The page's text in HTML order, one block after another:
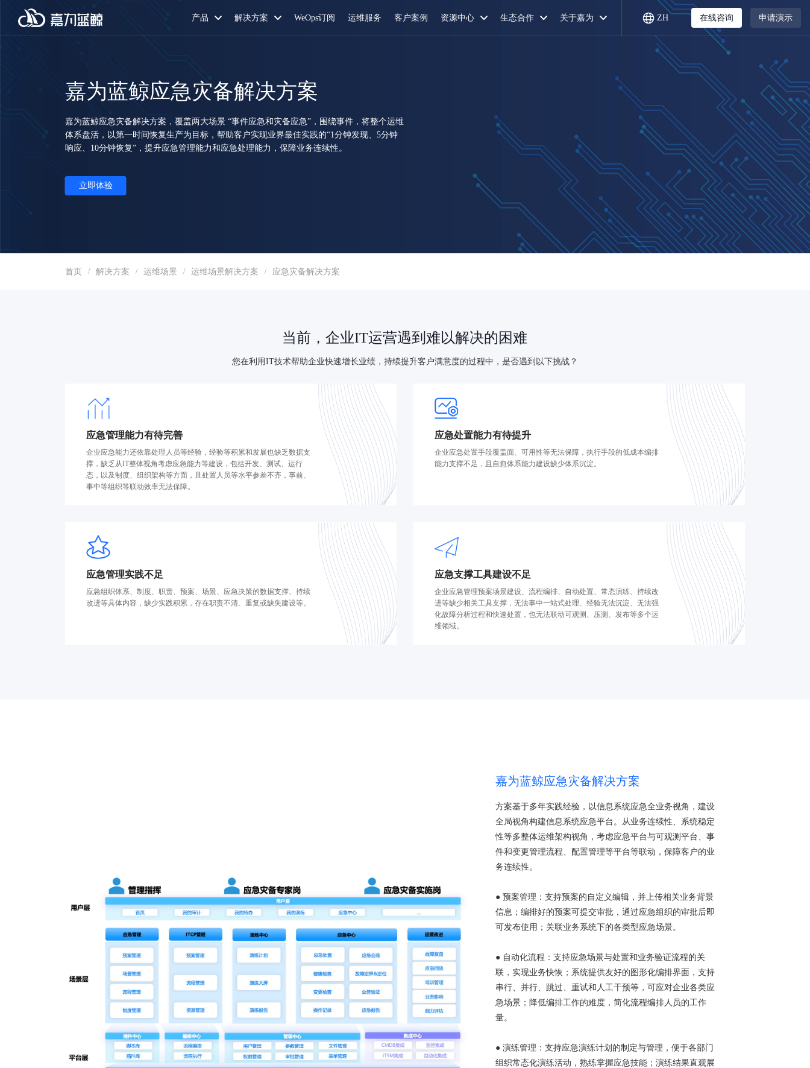
产品 解决方案 WeOps订阅 运维服务 客户案例 资源中心 生态合作 关于嘉为 ZH 在线咨询 申请演示
嘉为蓝鲸应急灾备解决方案
嘉为蓝鲸应急灾备解决方案，覆盖两大场景 “事件应急和灾备应急”，围绕事件，将整个运维
体系盘活，以第一时间恢复生产为目标，帮助客户实现业界最佳实践的“1分钟发现、5分钟
响应、10分钟恢复”，提升应急管理能力和应急处理能力，保障业务连续性。
立即体验
首页 / 解决方案 / 运维场景 / 运维场景解决方案 / 应急灾备解决方案
当前，企业IT运营遇到难以解决的困难
您在利用IT技术帮助企业快速增长业绩，持续提升客户满意度的过程中，是否遇到以下挑战？
应急管理能力有待完善
企业应急能力还依靠处理人员等经验，经验等积累和发展也缺乏数据支
撑，缺乏从IT整体视角考虑应急能力等建设，包括开发、测试、运行
态，以及制度、组织架构等方面，且处置人员等水平参差不齐，事前、
事中等组织等联动效率无法保障。
应急处置能力有待提升
企业应急处置手段覆盖面、可用性等无法保障，执行手段的低成本编排
能力支撑不足，且自愈体系能力建设缺少体系沉淀。
应急管理实践不足
应急组织体系、制度、职责、预案、场景、应急决策的数据支撑、持续
改进等具体内容，缺少实践积累，存在职责不清、重复或缺失建设等。
应急支撑工具建设不足
企业应急管理预案场景建设、流程编排、自动处置、常态演练、持续改
进等缺少相关工具支撑，无法事中一站式处理、经验无法沉淀、无法强
化故障分析过程和快速处置，也无法联动可观测、压测、发布等多个运
维领域。
嘉为蓝鲸应急灾备解决方案
方案基于多年实践经验，以信息系统应急全业务视角，建设
全局视角构建信息系统应急平台。从业务连续性、系统稳定
性等多整体运维架构视角，考虑应急平台与可观测平台、事
件和变更管理流程、配置管理等平台等联动，保障客户的业
务连续性。
● 预案管理：支持预案的自定义编辑，并上传相关业务背景
信息；编排好的预案可提交审批，通过应急组织的审批后即
可发布使用；关联业务系统下的各类型应急场景。
● 自动化流程：支持应急场景与处置和业务验证流程的关
联，实现业务快恢；系统提供友好的图形化编排界面，支持
串行、并行、跳过、重试和人工干预等，可应对企业各类应
急场景；降低编排工作的难度，简化流程编排人员的工作
量。
● 演练管理：支持应急演练计划的制定与管理，便于各部门
组织常态化演练活动，熟练掌握应急技能；演练结果直观展